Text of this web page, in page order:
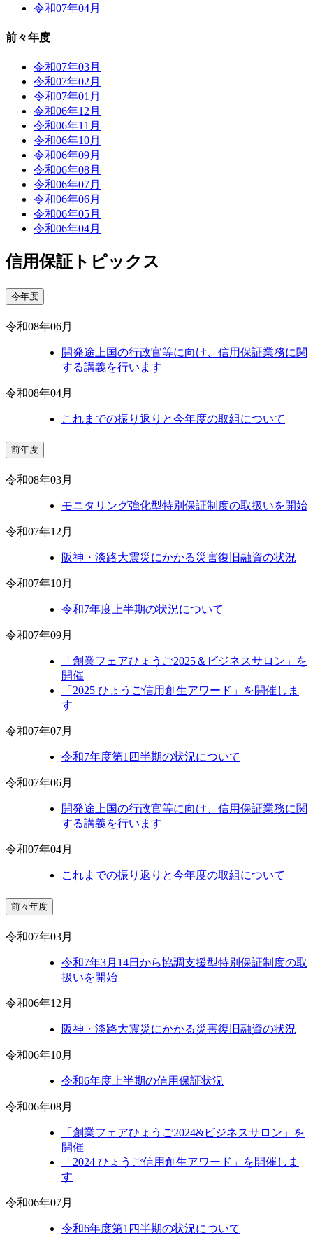
令和07年04月
前々年度
令和07年03月
令和07年02月
令和07年01月
令和06年12月
令和06年11月
令和06年10月
令和06年09月
令和06年08月
令和06年07月
令和06年06月
令和06年05月
令和06年04月
信用保証トピックス
今年度
令和08年06月
開発途上国の行政官等に向け、信用保証業務に関
する講義を行います
令和08年04月
これまでの振り返りと今年度の取組について
前年度
令和08年03月
モニタリング強化型特別保証制度の取扱いを開始
令和07年12月
阪神・淡路大震災にかかる災害復旧融資の状況
令和07年10月
令和7年度上半期の状況について
令和07年09月
「創業フェアひょうご2025＆ビジネスサロン」を
開催
「2025 ひょうご信用創生アワード」を開催しま
す
令和07年07月
令和7年度第1四半期の状況について
令和07年06月
開発途上国の行政官等に向け、信用保証業務に関
する講義を行います
令和07年04月
これまでの振り返りと今年度の取組について
前々年度
令和07年03月
令和7年3月14日から協調支援型特別保証制度の取
扱いを開始
令和06年12月
阪神・淡路大震災にかかる災害復旧融資の状況
令和06年10月
令和6年度上半期の信用保証状況
令和06年08月
「創業フェアひょうご2024&ビジネスサロン」を
開催
「2024 ひょうご信用創生アワード」を開催しま
す
令和06年07月
令和6年度第1四半期の状況について